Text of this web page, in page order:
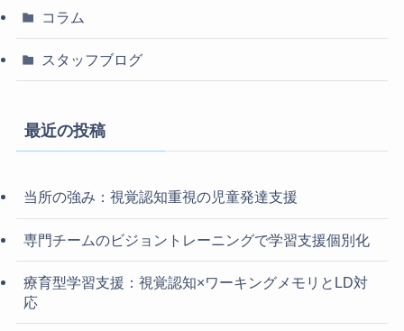
コラム
スタッフブログ
最近の投稿
当所の強み：視覚認知重視の児童発達支援
専門チームのビジョントレーニングで学習支援個別化
療育型学習支援：視覚認知×ワーキングメモリとLD対
応